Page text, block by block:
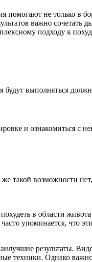
помогают не только в
важно сочетать
подходу к
будут выполняться
и ознакомиться с
такой возможности
в области
упоминается, что
результаты.
техники. Однако